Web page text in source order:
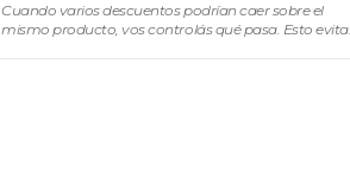
Cuando varios descuentos podrían caer sobre el
mismo producto, vos controlás qué pasa. Esto evita